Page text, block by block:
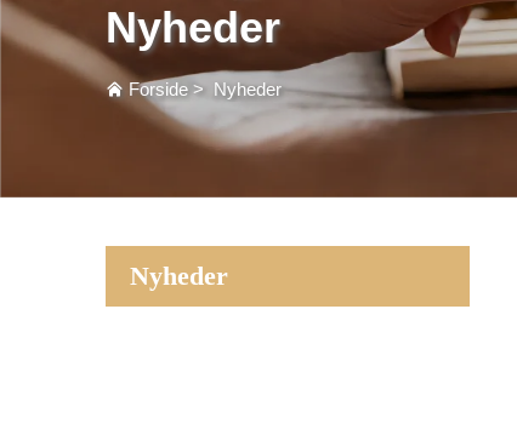
Nyheder
Forside > Nyheder
Nyheder